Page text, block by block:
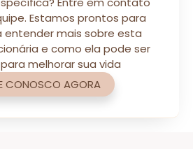
Estamos prontos para
entender mais sobre esta
e como ela pode ser
melhorar sua vida
CONOSCO AGORA